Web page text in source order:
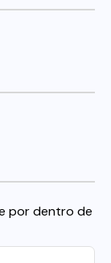
por dentro de